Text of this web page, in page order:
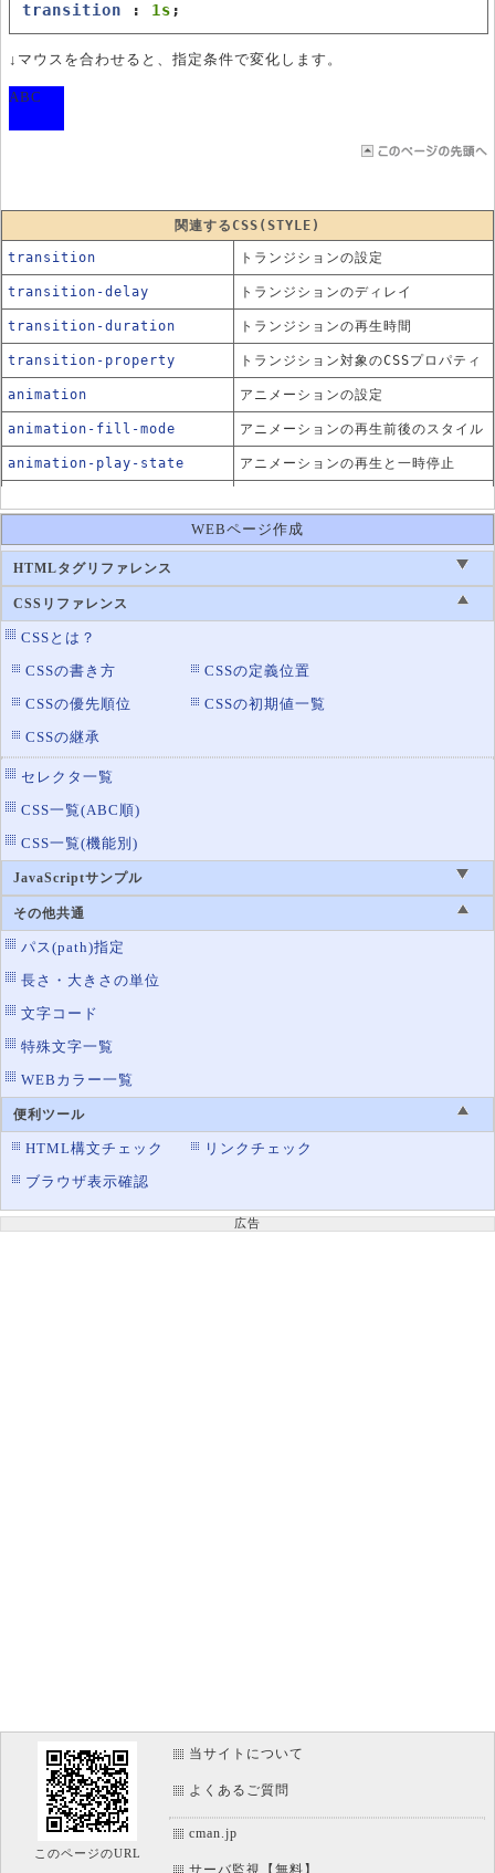
transition : 1s;
↓マウスを合わせると、指定条件で変化します。
ABC
関連するCSS(STYLE)
transition トランジションの設定
transition-delay トランジションのディレイ
transition-duration トランジションの再生時間
transition-property トランジション対象のCSSプロパティ
animation アニメーションの設定
animation-fill-mode アニメーションの再生前後のスタイル
animation-play-state アニメーションの再生と一時停止
子要素の奥行きの指定
perspective-origin 子要素の奥行きのx軸・y軸方向の位置
animation-delay
animation-direction
animation-duration アニメーションの再生時間
animation-iteration-coun
アニメーションの繰り返し
animation-name アニメーションのキーフレーム名
n
WEBページ作成
HTMLタグリファレンス
CSSリファレンス
CSSとは？
CSSの書き方
CSSの定義位置
CSSの優先順位
CSSの初期値一覧
CSSの継承
セレクタ一覧
CSS一覧(ABC順)
CSS一覧(機能別)
JavaScriptサンプル
その他共通
パス(path)指定
長さ・大きさの単位
文字コード
特殊文字一覧
WEBカラー一覧
便利ツール
HTML構文チェック
リンクチェック
ブラウザ表示確認
広告
このページのURL
当サイトについて
よくあるご質問
cman.jp
サーバ監視【無料】